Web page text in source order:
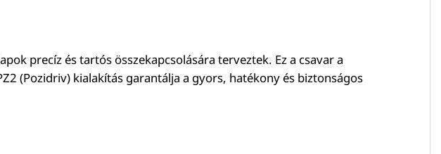
precíz és tartós összekapcsolására terveztek. Ez a csavar a
(Pozidriv) kialakítás garantálja a gyors, hatékony és biztonságos